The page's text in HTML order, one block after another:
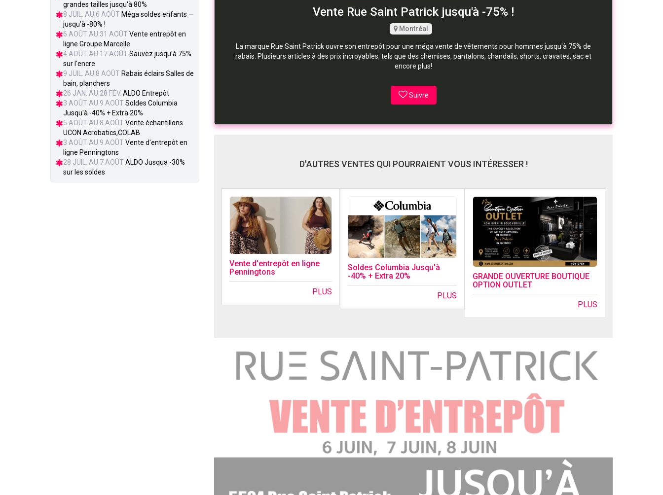
Vente Rue Saint Patrick jusqu'à -75% !
Montréal
La marque Rue Saint Patrick ouvre son entrepôt pour une méga vente de vêtements pour hommes jusqu'à 75% de
rabais. Plusieurs articles à des prix incroyables, tels que des chemises, pantalons, chandails, shorts, cravates, sac et
encore plus!
Suivre
D'AUTRES VENTES QUI POURRAIENT VOUS INTÉRESSER !
Vente d'entrepôt en ligne
Penningtons
PLUS
Soldes Columbia Jusqu'à
-40% + Extra 20%
PLUS
GRANDE OUVERTURE BOUTIQUE
OPTION OUTLET
PLUS
grandes tailles jusqu'à 80%
8 JUIL. AU 6 AOÛT Méga soldes enfants —
jusqu’à -80% !
6 AOÛT AU 31 AOÛT Vente entrepôt en
ligne Groupe Marcelle
4 AOÛT AU 17 AOÛT Sauvez jusqu'à 75%
sur l'encre
9 JUIL. AU 8 AOÛT Rabais éclairs Salles de
bain, planchers
26 JAN. AU 28 FÉV. ALDO Entrepôt
3 AOÛT AU 9 AOÛT Soldes Columbia
Jusqu'à -40% + Extra 20%
5 AOÛT AU 8 AOÛT Vente échantillons
UCON Acrobatics,COLAB
3 AOÛT AU 9 AOÛT Vente d'entrepôt en
ligne Penningtons
28 JUIL. AU 7 AOÛT ALDO Jusqua -30%
sur les soldes